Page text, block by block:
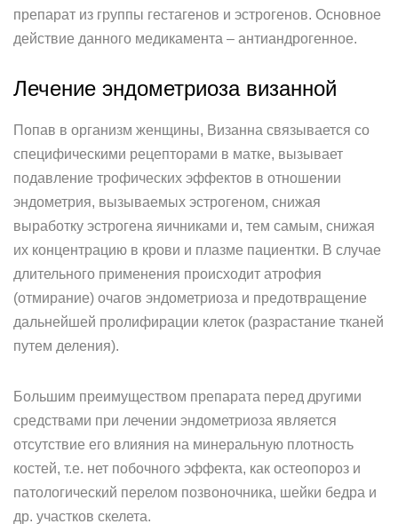
препарат из группы гестагенов и эстрогенов. Основное
действие данного медикамента – антиандрогенное.
Лечение эндометриоза визанной
Попав в организм женщины, Визанна связывается со
специфическими рецепторами в матке, вызывает
подавление трофических эффектов в отношении
эндометрия, вызываемых эстрогеном, снижая
выработку эстрогена яичниками и, тем самым, снижая
их концентрацию в крови и плазме пациентки. В случае
длительного применения происходит атрофия
(отмирание) очагов эндометриоза и предотвращение
дальнейшей пролифирации клеток (разрастание тканей
путем деления).
Большим преимуществом препарата перед другими
средствами при лечении эндометриоза является
отсутствие его влияния на минеральную плотность
костей, т.е. нет побочного эффекта, как остеопороз и
патологический перелом позвоночника, шейки бедра и
др. участков скелета.